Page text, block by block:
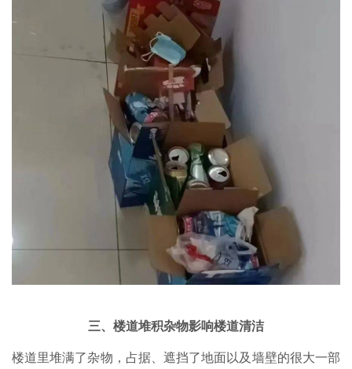
三、楼道堆积杂物影响楼道清洁
楼道里堆满了杂物，占据、遮挡了地面以及墙壁的很大一部